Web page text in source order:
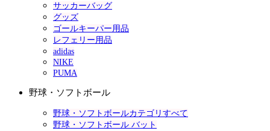
サッカーバッグ
グッズ
ゴールキーパー用品
レフェリー用品
adidas
NIKE
PUMA
野球・ソフトボール
野球・ソフトボールカテゴリすべて
野球・ソフトボール バット